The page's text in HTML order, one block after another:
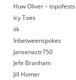
Huw Oliver – topofests
Icy Toes
iik
Inbetweenspokes
Jansenaztr750
Jefe Branham
Jill Homer